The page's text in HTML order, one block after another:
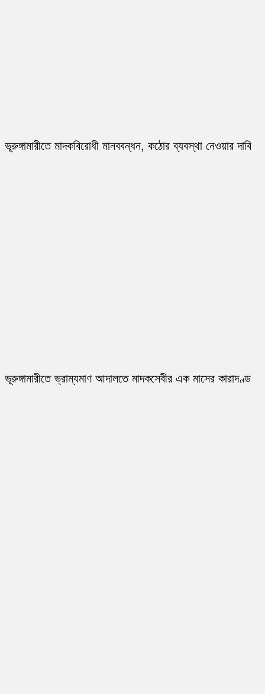
ভূরুঙ্গামারীতে মাদকবিরোধী মানববন্ধন, কঠোর ব্যবস্থা নেওয়ার দাবি
ভূরুঙ্গামারীতে ভ্রাম্যমাণ আদালতে মাদকসেবীর এক মাসের কারাদণ্ড